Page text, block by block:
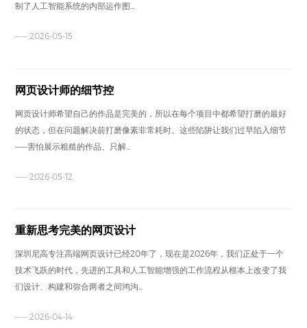
制了人工智能系统的内部运作图...
—— 2026-05-15
网页设计师的细节控
网页设计师希望自己的作品是完美的，所以在每个项目中都希望打磨的最好
的状态，但在问题解决前打磨像素非常耗时。这些陷阱让我们过早陷入细节
——害怕展示粗糙的作品、只解...
—— 2026-05-12
重新思考完美的网页设计
深圳尼高专注高端网页设计已经20年了，现在是2026年，我们正处于一个
技术飞跃的时代，先进的工具和人工智能增强的工作流程从根本上改变了我
们设计、构建和弥合两者之间鸿沟...
—— 2026-04-14